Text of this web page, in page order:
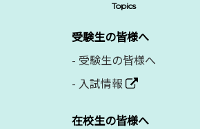
Topics
受験生の皆様へ
- 受験生の皆様へ
- 入試情報
在校生の皆様へ